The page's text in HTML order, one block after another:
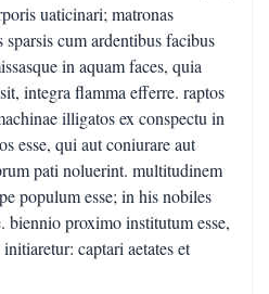
uaticinari; matronas
cum ardentibus facibus
in aquam faces, quia
integra flamma efferre. raptos
illigatos ex conspectu in
esse, qui aut coniurare aut
pati noluerint. multitudinem
populum esse; in his nobiles
biennio proximo institutum esse,
captari aetates et